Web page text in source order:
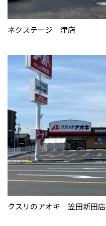
ネクステージ 津店
クスリのアオキ 笠田新田店